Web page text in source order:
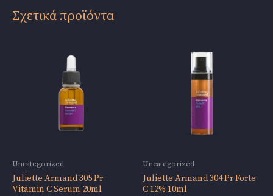
Σχετικά προϊόντα
Uncategorized
Juliette Armand 305 Pr
Vitamin C Serum 20ml
Uncategorized
Juliette Armand 304 Pr Forte
C 12% 10ml